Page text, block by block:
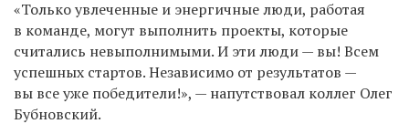
«Только увлеченные и энергичные люди, работая
в команде, могут выполнить проекты, которые
считались невыполнимыми. И эти люди — вы! Всем
успешных стартов. Независимо от результатов —
вы все уже победители!», — напутствовал коллег Олег
Бубновский.